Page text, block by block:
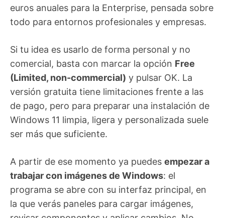
euros anuales para la Enterprise, pensada sobre
todo para entornos profesionales y empresas.
Si tu idea es usarlo de forma personal y no
comercial, basta con marcar la opción Free
(Limited, non-commercial) y pulsar OK. La
versión gratuita tiene limitaciones frente a las
de pago, pero para preparar una instalación de
Windows 11 limpia, ligera y personalizada suele
ser más que suficiente.
A partir de ese momento ya puedes empezar a
trabajar con imágenes de Windows: el
programa se abre con su interfaz principal, en
la que verás paneles para cargar imágenes,